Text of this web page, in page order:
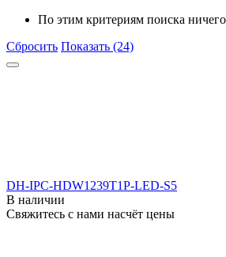
По этим критериям поиска
Сбросить Показать (24)
DH-IPC-HDW1239T1P-LED-S5
В наличии
Свяжитесь с нами насчёт цены